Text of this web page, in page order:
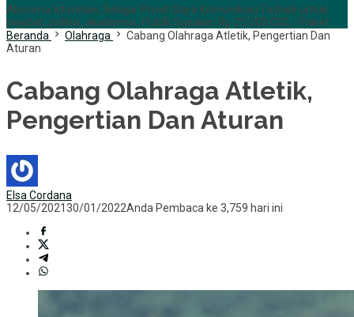
Aksioma Interelasi, Belajar Privat Gaya Komunikasi Terbaik untuk
pejabat, politisi, akademisi, Publik Speaker Rp 25.000.000,-/Paket
Beranda
Olahraga
Cabang Olahraga Atletik, Pengertian Dan
Aturan
Cabang Olahraga Atletik,
Pengertian Dan Aturan
Elsa Cordana
12/05/202130/01/2022Anda Pembaca ke 3,759 hari ini